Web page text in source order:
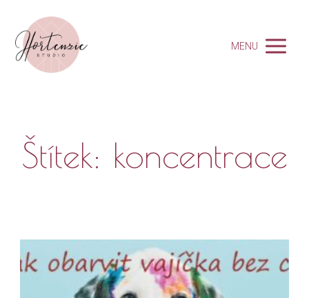
MENU
Štítek: koncentrace